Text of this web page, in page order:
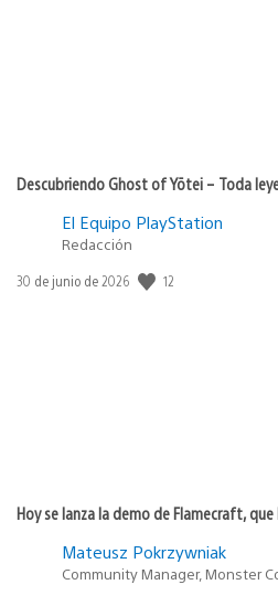
Descubriendo Ghost of Yōtei – Toda
El Equipo PlayStation
Redacción
Fecha
30 de junio de 2026 12
Hoy se lanza la demo de Flamecraft,
Mateusz Pokrzywniak
Community Manager, Monster